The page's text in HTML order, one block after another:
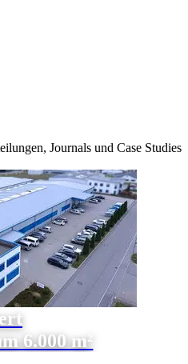
Journals und Case Studies
6.000 m²